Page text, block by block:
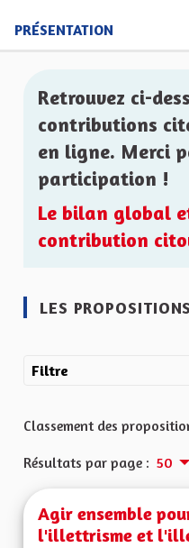
PRÉSENTATION
Retrouvez ci-
contributions
en ligne. Merci
participation !
Le bilan global
contribution
LES PROPOSITIONS
Filtre
Classement des
Résultats par page : 50
Agir ensemble
l'illettrisme et